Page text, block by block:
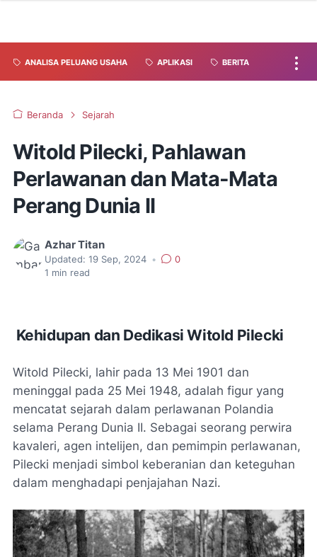
ANALISA PELUANG USAHA APLIKASI BERITA
Beranda Sejarah
Witold Pilecki, Pahlawan
Perlawanan dan Mata-Mata
Perang Dunia II
Azhar Titan
Updated: 19 Sep, 2024 •
0
1 min read
Kehidupan dan Dedikasi Witold Pilecki
Witold Pilecki, lahir pada 13 Mei 1901 dan
meninggal pada 25 Mei 1948, adalah figur yang
mencatat sejarah dalam perlawanan Polandia
selama Perang Dunia II. Sebagai seorang perwira
kavaleri, agen intelijen, dan pemimpin perlawanan,
Pilecki menjadi simbol keberanian dan keteguhan
dalam menghadapi penjajahan Nazi.